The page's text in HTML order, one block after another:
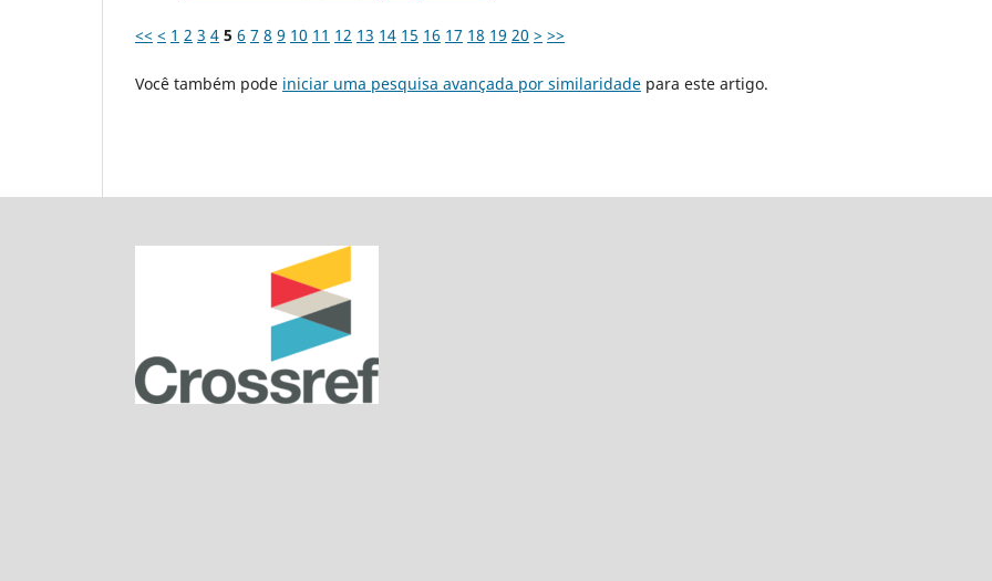
<< < 1 2 3 4 5 6 7 8 9 10 11 12 13 14 15 16 17 18 19 20 > >>
Você também pode iniciar uma pesquisa avançada por similaridade para este artigo.